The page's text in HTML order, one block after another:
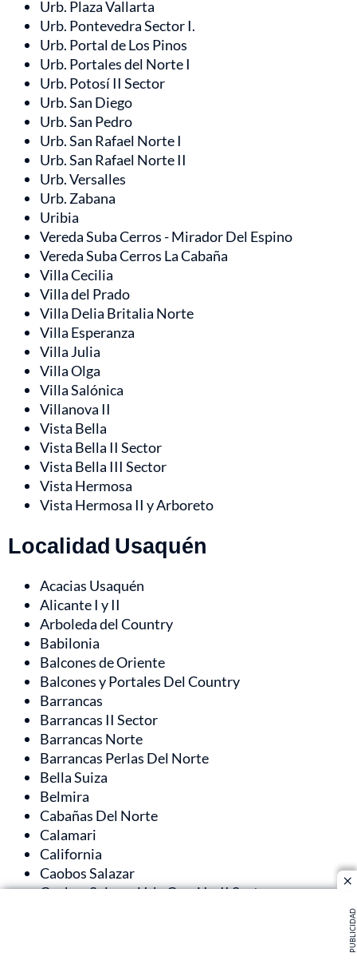
PUBLICIDAD
Urb. Plaza Vallarta
Urb. Pontevedra Sector I.
Urb. Portal de Los Pinos
Urb. Portales del Norte I
Urb. Potosí II Sector
Urb. San Diego
Urb. San Pedro
Urb. San Rafael Norte I
Urb. San Rafael Norte II
Urb. Versalles
Urb. Zabana
Uribia
Vereda Suba Cerros - Mirador Del Espino
Vereda Suba Cerros La Cabaña
Villa Cecilia
Villa del Prado
Villa Delia Britalia Norte
Villa Esperanza
Villa Julia
Villa Olga
Villa Salónica
Villanova II
Vista Bella
Vista Bella II Sector
Vista Bella III Sector
Vista Hermosa
Vista Hermosa II y Arboreto
Localidad Usaquén
Acacias Usaquén
Alicante I y II
Arboleda del Country
Babilonia
Balcones de Oriente
Balcones y Portales Del Country
Barrancas
Barrancas II Sector
Barrancas Norte
Barrancas Perlas Del Norte
Bella Suiza
Belmira
Cabañas Del Norte
Calamari
California
Caobos Salazar
Caobos Salazar Urb. Capri I y II Sector